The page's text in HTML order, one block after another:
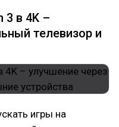
3 в 4K –
телевизор и
игры на